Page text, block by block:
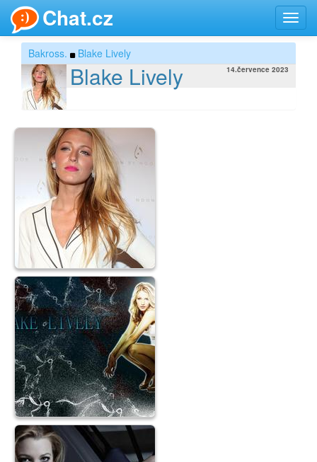
Chat.cz
Bakross. Blake Lively
14.července 2023
Blake Lively